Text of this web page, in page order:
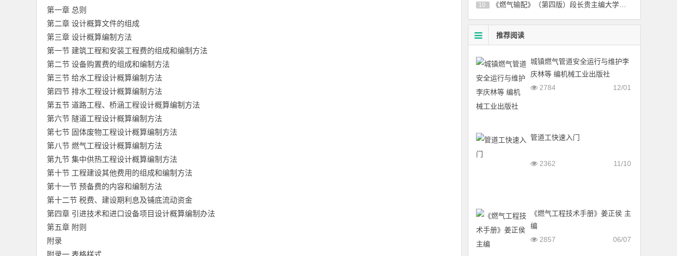
第一章 总则
第二章 设计概算文件的组成
第三章 设计概算编制方法
第一节 建筑工程和安装工程费的组成和编制方法
第二节 设备购置费的组成和编制方法
第三节 给水工程设计概算编制方法
第四节 排水工程设计概算编制方法
第五节 道路工程、桥涵工程设计概算编制方法
第六节 隧道工程设计概算编制方法
第七节 固体废物工程设计概算编制方法
第八节 燃气工程设计概算编制方法
第九节 集中供热工程设计概算编制方法
第十节 工程建设其他费用的组成和编制方法
第十一节 预备费的内容和编制方法
第十二节 税费、建设期利息及铺底流动资金
第四章 引进技术和进口设备项目设计概算编制办法
第五章 附则
附录
附录一 表格样式
10 《燃气输配》（第四版）段长贵主编大学课本教材下载
推荐阅读
城镇燃气管道安全运行与维护李
庆林等 编机械工业出版社
12/01
2784
管道工快速入门
11/10
2362
《燃气工程技术手册》姜正侯 主
编
06/07
2857